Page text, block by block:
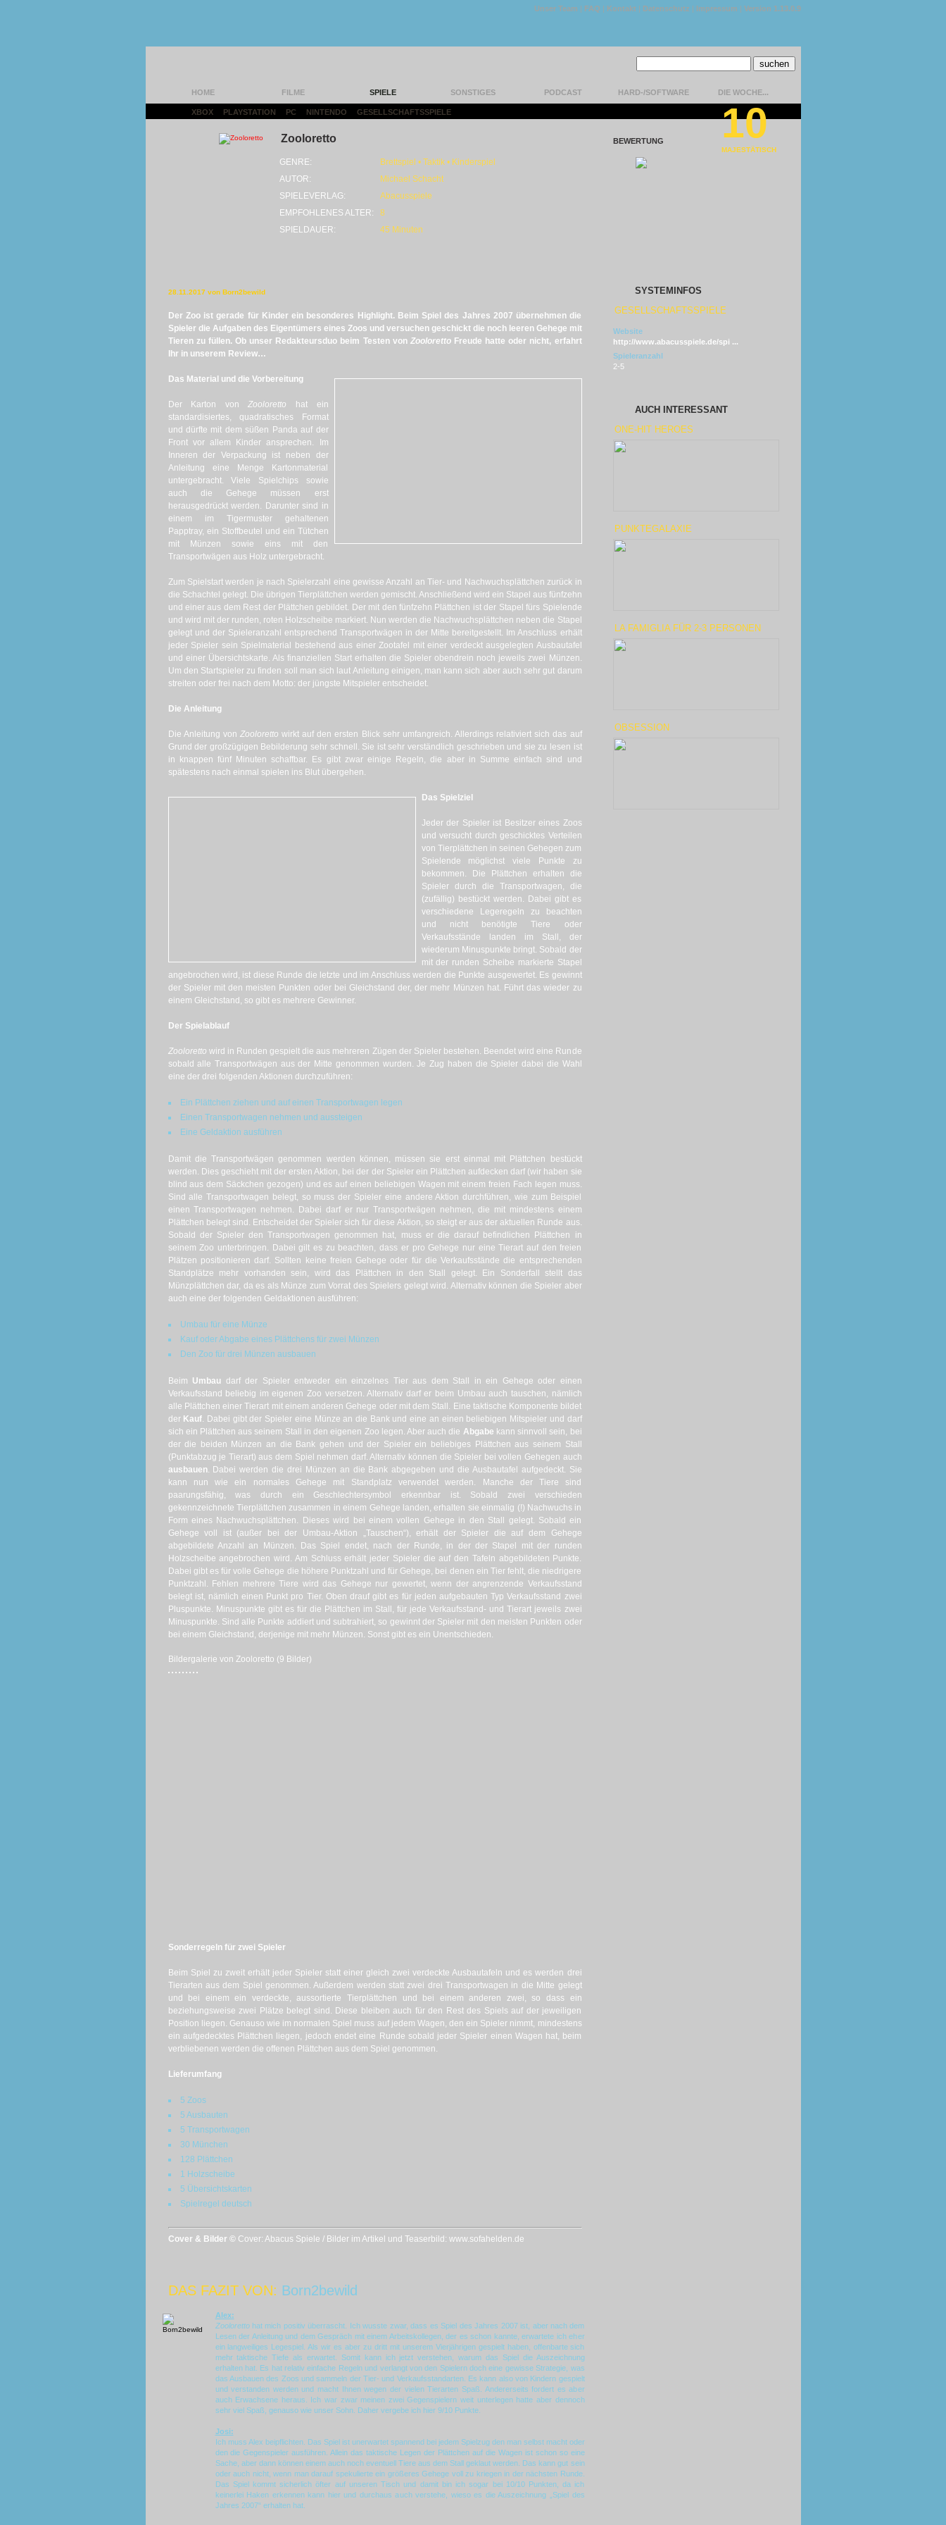
Unser Team | FAQ | Kontakt | Datenschutz | Impressum | Version 1.13.0.9
HOME FILME SPIELE SONSTIGES PODCAST HARD-/SOFTWARE DIE WOCHE...
XBOX PLAYSTATION PC NINTENDO GESELLSCHAFTSSPIELE
Zooloretto
GENRE:
Brettspiel • Taktik • Kinderspiel
AUTOR:
Michael Schacht
SPIELEVERLAG:
Abacusspiele
EMPFOHLENES ALTER:
8
SPIELDAUER:
45 Minuten
BEWERTUNG 10
MAJESTÄTISCH
28.11.2017 von Born2bewild
Der Zoo ist gerade für Kinder ein besonderes Highlight. Beim Spiel des Jahres 2007 übernehmen die
Spieler die Aufgaben des Eigentümers eines Zoos und versuchen geschickt die noch leeren Gehege mit
Tieren zu füllen. Ob unser Redakteursduo beim Testen von ZoolorettoFreude hatte oder nicht, erfahrt
Ihr in unserem Review…
Das Material und die Vorbereitung
Der Karton vonZooloretto hat ein
standardisiertes, quadratisches Format
und dürfte mit dem süßen Panda auf der
Front vor allem Kinder ansprechen. Im
Inneren der Verpackung ist neben der
Anleitung eine Menge Kartonmaterial
untergebracht. Viele Spielchips sowie
auch die Gehege müssen erst
herausgedrückt werden. Darunter sind in
einem im Tigermuster gehaltenen
Papptray, ein Stoffbeutel und ein Tütchen
mit Münzen sowie eins mit den
Transportwägen aus Holz untergebracht.
Zum Spielstart werden je nach Spielerzahl eine gewisse Anzahl an Tier- und Nachwuchsplättchen zurück in
die Schachtel gelegt. Die übrigen Tierplättchen werden gemischt. Anschließend wird ein Stapel aus fünfzehn
und einer aus dem Rest der Plättchen gebildet. Der mit den fünfzehn Plättchen ist der Stapel fürs Spielende
und wird mit der runden, roten Holzscheibe markiert. Nun werden die Nachwuchsplättchen neben die Stapel
gelegt und der Spieleranzahl entsprechend Transportwägen in der Mitte bereitgestellt. Im Anschluss erhält
jeder Spieler sein Spielmaterial bestehend aus einer Zootafel mit einer verdeckt ausgelegten Ausbautafel
und einer Übersichtskarte. Als finanziellen Start erhalten die Spieler obendrein noch jeweils zwei Münzen.
Um den Startspieler zu finden soll man sich laut Anleitung einigen, man kann sich aber auch sehr gut darum
streiten oder frei nach dem Motto: der jüngste Mitspieler entscheidet.
Die Anleitung
Die Anleitung von Zooloretto wirkt auf den ersten Blick sehr umfangreich. Allerdings relativiert sich das auf
Grund der großzügigen Bebilderung sehr schnell. Sie ist sehr verständlich geschrieben und sie zu lesen ist
in knappen fünf Minuten schaffbar. Es gibt zwar einige Regeln, die aber in Summe einfach sind und
spätestens nach einmal spielen ins Blut übergehen.
Das Spielziel
Jeder der Spieler ist Besitzer eines Zoos
und versucht durch geschicktes Verteilen
von Tierplättchen in seinen Gehegen zum
Spielende möglichst viele Punkte zu
bekommen. Die Plättchen erhalten die
Spieler durch die Transportwagen, die
(zufällig) bestückt werden. Dabei gibt es
verschiedene Legeregeln zu beachten
und nicht benötigte Tiere oder
Verkaufsstände landen im Stall, der
wiederum Minuspunkte bringt. Sobald der
mit der runden Scheibe markierte Stapel
angebrochen wird, ist diese Runde die letzte und im Anschluss werden die Punkte ausgewertet. Es gewinnt
der Spieler mit den meisten Punkten oder bei Gleichstand der, der mehr Münzen hat. Führt das wieder zu
einem Gleichstand, so gibt es mehrere Gewinner.
Der Spielablauf
Zooloretto wird in Runden gespielt die aus mehreren Zügen der Spieler bestehen. Beendet wird eine Runde
sobald alle Transportwägen aus der Mitte genommen wurden. Je Zug haben die Spieler dabei die Wahl
eine der drei folgenden Aktionen durchzuführen:
Ein Plättchen ziehen und auf einen Transportwagen legen
Einen Transportwagen nehmen und aussteigen
Eine Geldaktion ausführen
Damit die Transportwägen genommen werden können, müssen sie erst einmal mit Plättchen bestückt
werden. Dies geschieht mit der ersten Aktion, bei der der Spieler ein Plättchen aufdecken darf (wir haben sie
blind aus dem Säckchen gezogen) und es auf einen beliebigen Wagen mit einem freien Fach legen muss.
Sind alle Transportwagen belegt, so muss der Spieler eine andere Aktion durchführen, wie zum Beispiel
einen Transportwagen nehmen. Dabei darf er nur Transportwägen nehmen, die mit mindestens einem
Plättchen belegt sind. Entscheidet der Spieler sich für diese Aktion, so steigt er aus der aktuellen Runde aus.
Sobald der Spieler den Transportwagen genommen hat, muss er die darauf befindlichen Plättchen in
seinem Zoo unterbringen. Dabei gilt es zu beachten, dass er pro Gehege nur eine Tierart auf den freien
Plätzen positionieren darf. Sollten keine freien Gehege oder für die Verkaufsstände die entsprechenden
Standplätze mehr vorhanden sein, wird das Plättchen in den Stall gelegt. Ein Sonderfall stellt das
Münzplättchen dar, da es als Münze zum Vorrat des Spielers gelegt wird. Alternativ können die Spieler aber
auch eine der folgenden Geldaktionen ausführen:
Umbau für eine Münze
Kauf oder Abgabe eines Plättchens für zwei Münzen
Den Zoo für drei Münzen ausbauen
Beim Umbau darf der Spieler entweder ein einzelnes Tier aus dem Stall in ein Gehege oder einen
Verkaufsstand beliebig im eigenen Zoo versetzen. Alternativ darf er beim Umbau auch tauschen, nämlich
alle Plättchen einer Tierart mit einem anderen Gehege oder mit dem Stall. Eine taktische Komponente bildet
der Kauf. Dabei gibt der Spieler eine Münze an die Bank und eine an einen beliebigen Mitspieler und darf
sich ein Plättchen aus seinem Stall in den eigenen Zoo legen. Aber auch die Abgabe kann sinnvoll sein, bei
der die beiden Münzen an die Bank gehen und der Spieler ein beliebiges Plättchen aus seinem Stall
(Punktabzug je Tierart) aus dem Spiel nehmen darf. Alternativ können die Spieler bei vollen Gehegen auch
ausbauen. Dabei werden die drei Münzen an die Bank abgegeben und die Ausbautafel aufgedeckt. Sie
kann nun wie ein normales Gehege mit Standplatz verwendet werden. Manche der Tiere sind
paarungsfähig, was durch ein Geschlechtersymbol erkennbar ist. Sobald zwei verschieden
gekennzeichnete Tierplättchen zusammen in einem Gehege landen, erhalten sie einmalig (!) Nachwuchs in
Form eines Nachwuchsplättchen. Dieses wird bei einem vollen Gehege in den Stall gelegt. Sobald ein
Gehege voll ist (außer bei der Umbau-Aktion „Tauschen“), erhält der Spieler die auf dem Gehege
abgebildete Anzahl an Münzen. Das Spiel endet, nach der Runde, in der der Stapel mit der runden
Holzscheibe angebrochen wird. Am Schluss erhält jeder Spieler die auf den Tafeln abgebildeten Punkte.
Dabei gibt es für volle Gehege die höhere Punktzahl und für Gehege, bei denen ein Tier fehlt, die niedrigere
Punktzahl. Fehlen mehrere Tiere wird das Gehege nur gewertet, wenn der angrenzende Verkaufsstand
belegt ist, nämlich einen Punkt pro Tier. Oben drauf gibt es für jeden aufgebauten Typ Verkaufsstand zwei
Pluspunkte. Minuspunkte gibt es für die Plättchen im Stall, für jede Verkaufsstand- und Tierart jeweils zwei
Minuspunkte. Sind alle Punkte addiert und subtrahiert, so gewinnt der Spieler mit den meisten Punkten oder
bei einem Gleichstand, derjenige mit mehr Münzen. Sonst gibt es ein Unentschieden.
Bildergalerie von Zooloretto (9 Bilder)
Sonderregeln für zwei Spieler
Beim Spiel zu zweit erhält jeder Spieler statt einer gleich zwei verdeckte Ausbautafeln und es werden drei
Tierarten aus dem Spiel genommen. Außerdem werden statt zwei drei Transportwagen in die Mitte gelegt
und bei einem ein verdeckte, aussortierte Tierplättchen und bei einem anderen zwei, so dass ein
beziehungsweise zwei Plätze belegt sind. Diese bleiben auch für den Rest des Spiels auf der jeweiligen
Position liegen. Genauso wie im normalen Spiel muss auf jedem Wagen, den ein Spieler nimmt, mindestens
ein aufgedecktes Plättchen liegen, jedoch endet eine Runde sobald jeder Spieler einen Wagen hat, beim
verbliebenen werden die offenen Plättchen aus dem Spiel genommen.
Lieferumfang
5 Zoos
5 Ausbauten
5 Transportwagen
30 München
128 Plättchen
1 Holzscheibe
5 Übersichtskarten
Spielregel deutsch
Cover & Bilder © Cover: Abacus Spiele / Bilder im Artikel und Teaserbild: www.sofahelden.de
DAS FAZIT VON: Born2bewild
Alex:
Zoolorettohat mich positiv überrascht. Ich wusste zwar, dass es Spiel des Jahres 2007 ist, aber nach dem
Lesen der Anleitung und dem Gespräch mit einem Arbeitskollegen, der es schon kannte, erwartete ich eher
ein langweiliges Legespiel. Als wir es aber zu dritt mit unserem Vierjährigen gespielt haben, offenbarte sich
mehr taktische Tiefe als erwartet. Somit kann ich jetzt verstehen, warum das Spiel die Auszeichnung
erhalten hat. Es hat relativ einfache Regeln und verlangt von den Spielern doch eine gewisse Strategie, was
das Ausbauen des Zoos und sammeln der Tier- und Verkaufsstandarten. Es kann also von Kindern gespielt
und verstanden werden und macht Ihnen wegen der vielen Tierarten Spaß. Andererseits fordert es aber
auch Erwachsene heraus. Ich war zwar meinen zwei Gegenspielern weit unterlegen hatte aber dennoch
sehr viel Spaß, genauso wie unser Sohn. Daher vergebe ich hier 9/10 Punkte.
Josi:
Ich muss Alex beipflichten. Das Spiel ist unerwartet spannend bei jedem Spielzug den man selbst macht oder
den die Gegenspieler ausführen. Allein das taktische Legen der Plättchen auf die Wagen ist schon so eine
Sache, aber dann können einem auch noch eventuell Tiere aus dem Stall geklaut werden. Das kann gut sein
oder auch nicht, wenn man darauf spekulierte ein größeres Gehege voll zu kriegen in der nächsten Runde.
Das Spiel kommt sicherlich öfter auf unseren Tisch und damit bin ich sogar bei 10/10 Punkten, da ich
keinerlei Haken erkennen kann hier und durchaus auch verstehe, wieso es die Auszeichnung „Spiel des
Jahres 2007“ erhalten hat.
SYSTEMINFOS
GESELLSCHAFTSSPIELE
Website
http://www.abacusspiele.de/spi ...
Spieleranzahl
2-5
AUCH INTERESSANT
ONE-HIT HEROES
PUNKTEGALAXIE
LA FAMIGLIA FÜR 2-3 PERSONEN
OBSESSION